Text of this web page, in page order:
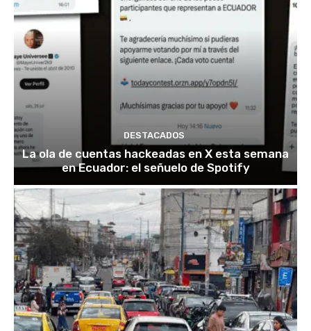
DESTACADOS
La ola de cuentas hackeadas en X esta semana
en Ecuador: el señuelo de Spotify